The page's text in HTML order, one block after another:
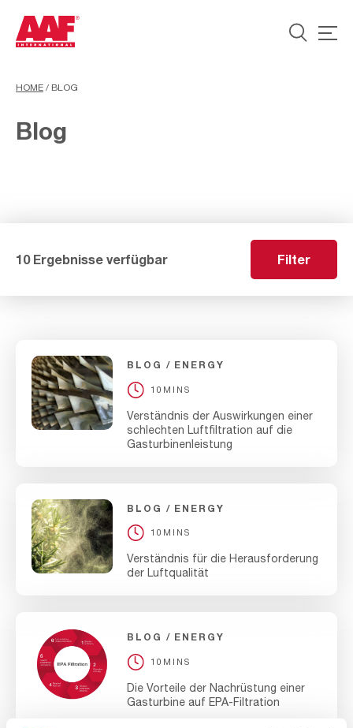
HOME / BLOG
Blog
10 Ergebnisse verfügbar Filter
BLOG ENERGY
10MINS
Verständnis der Auswirkungen einer
schlechten Luftfiltration auf die
Gasturbinenleistung
BLOG ENERGY
10MINS
Verständnis für die Herausforderung
der Luftqualität
BLOG ENERGY
10MINS
Die Vorteile der Nachrüstung einer
Gasturbine auf EPA-Filtration